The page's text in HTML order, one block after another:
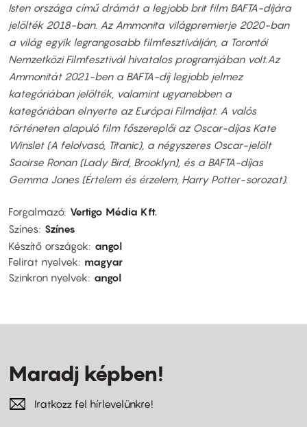
Isten országa című drámát a legjobb brit film BAFTA-díjára
jelölték 2018-ban. Az Ammonita világpremierje 2020-ban
a világ egyik legrangosabb filmfesztiválján, a Torontói
Nemzetközi Filmfesztivál hivatalos programjában volt.Az
Ammonitát 2021-ben a BAFTA-díj legjobb jelmez
kategóriában jelölték, valamint ugyanebben a
kategóriában elnyerte az Európai Filmdíjat. A valós
történeten alapuló film főszereplői az Oscar-díjas Kate
Winslet (A felolvasó, Titanic), a négyszeres Oscar-jelölt
Saoirse Ronan (Lady Bird, Brooklyn), és a BAFTA-díjas
Gemma Jones (Értelem és érzelem, Harry Potter-sorozat).
Forgalmazó Vertigo Média Kft.
Színes Színes
Készítő országok
angol
Felirat nyelvek
magyar
Szinkron nyelvek
angol
Maradj képben!
Iratkozz fel hírlevelünkre!